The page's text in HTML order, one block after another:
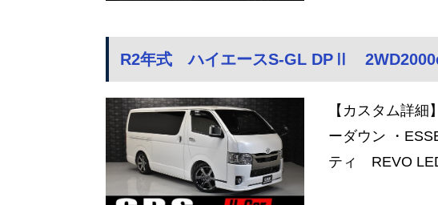
R2年式 ハイエースS-GL DPⅡ
【カスタム詳
ーダウン ・
ティ REVO